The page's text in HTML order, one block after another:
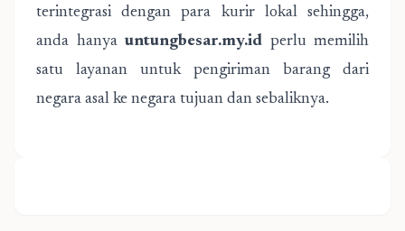
terintegrasi dengan para kurir lokal sehingga,
anda hanya untungbesar.my.id perlu memilih
satu layanan untuk pengiriman barang dari
negara asal ke negara tujuan dan sebaliknya.